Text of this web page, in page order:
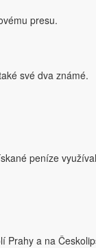
presu.
své dva známé.
peníze
Prahy a na